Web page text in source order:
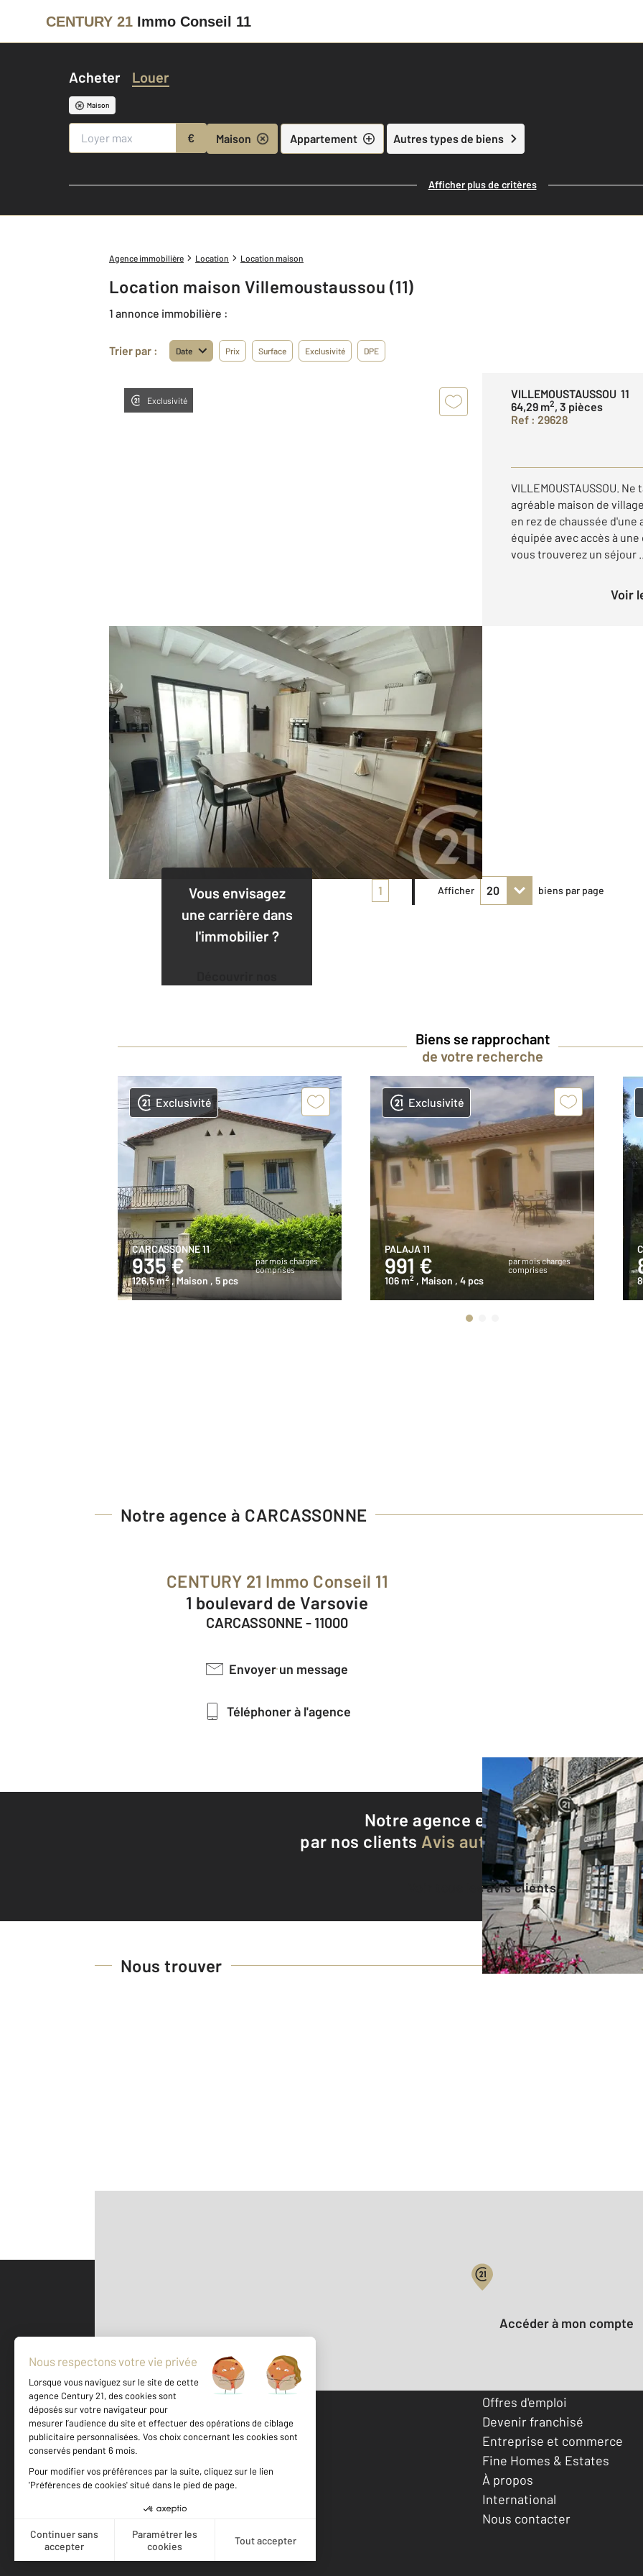
CENTURY 21 Immo Conseil 11
Acheter Louer
Maison
€ Maison Appartement Autres types de biens
Afficher plus de critères
Agence immobilière Location Location maison
Location maison Villemoustaussou (11)
1 annonce immobilière :
Trier par : Date Prix Surface Exclusivité DPE
Exclusivité
VILLEMOUSTAUSSOU 11
64,29 m2, 3 pièces
Ref : 29628
VILLEMOUSTAUSSOU.
agréable maison de
en rez de chaussée
équipée avec accès à
vous trouverez un séjour
Voir
Vous envisagez
une carrière dans
l'immobilier ?
1 Afficher biens par page
Biens se rapprochant
de votre recherche
Exclusivité
CARCASSONNE 11
935 €
par mois charges
comprises
126,5 m2 , Maison , 5 pcs
Exclusivité
PALAJA 11
991 €
par mois charges
comprises
106 m2 , Maison , 4 pcs
Notre agence à CARCASSONNE
CENTURY 21 Immo Conseil 11
1 boulevard de Varsovie
CARCASSONNE - 11000
Envoyer un message
Téléphoner à l'agence
Notre agence est notée8,7/10
par nos clients Avis authentifiés par
Voir tous les avis clients
Nous trouver
500 m ©Mappy
Votre compte :
Accéder à mon compte
Votre agence est notée
Achat
Location
Offres d'emploi
Devenir franchisé
Entreprise et commerce
Fine Homes & Estates
À propos
International
Nous contacter